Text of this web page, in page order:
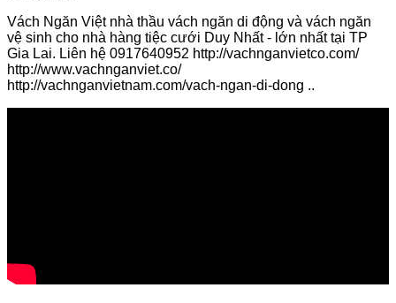
Vách Ngăn Việt nhà thầu vách ngăn di động và vách ngăn
vệ sinh cho nhà hàng tiệc cưới Duy Nhất - lớn nhất tại TP
Gia Lai. Liên hệ 0917640952 http://vachnganvietco.com/
http://www.vachnganviet.co/
http://vachnganvietnam.com/vach-ngan-di-dong ..